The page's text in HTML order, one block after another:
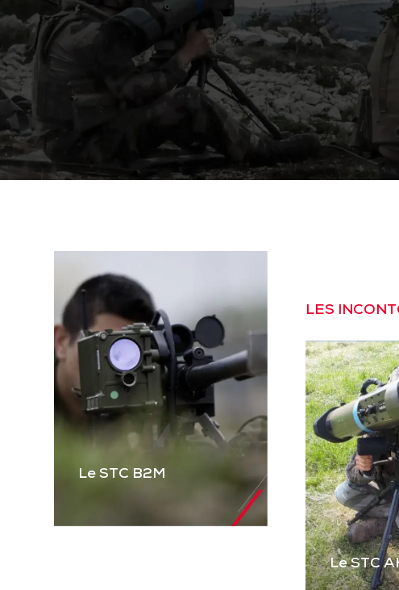
Le STC B2M
LES
Le STC